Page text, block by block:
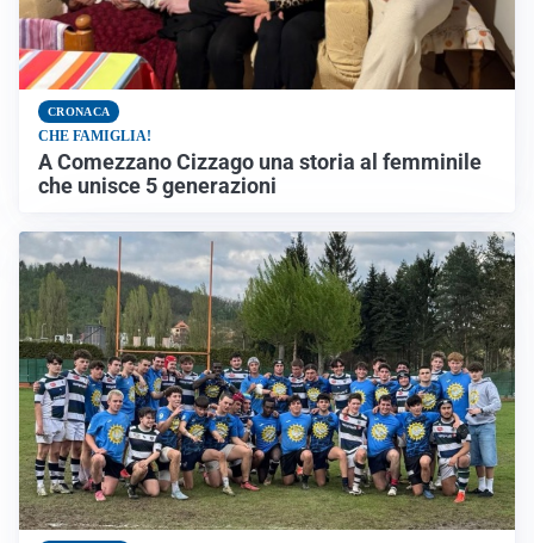
CRONACA
CHE FAMIGLIA!
A Comezzano Cizzago una storia al femminile
che unisce 5 generazioni